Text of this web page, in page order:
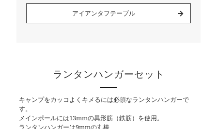
アイアンタフテーブル
ランタンハンガーセット
キャンプをカッコよくキメるには必須なランタンハンガーで
す。
メインポールには13mmの異形筋（鉄筋）を使用。
ランタンハンガーは9mmの丸棒